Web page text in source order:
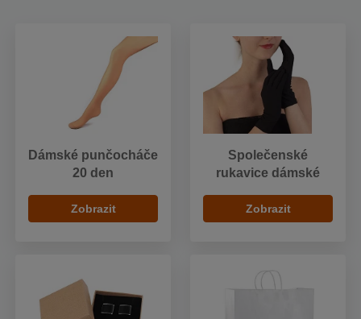
Dámské punčocháče
20 den
Zobrazit
Společenské
rukavice dámské
Zobrazit